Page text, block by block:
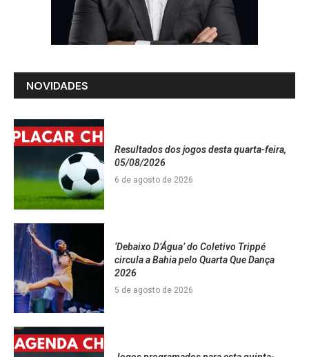
NOVIDADES
Resultados dos jogos desta quarta-feira,
05/08/2026
6 de agosto de 2026
‘Debaixo D’Água’ do Coletivo Trippé
circula a Bahia pelo Quarta Que Dança
2026
5 de agosto de 2026